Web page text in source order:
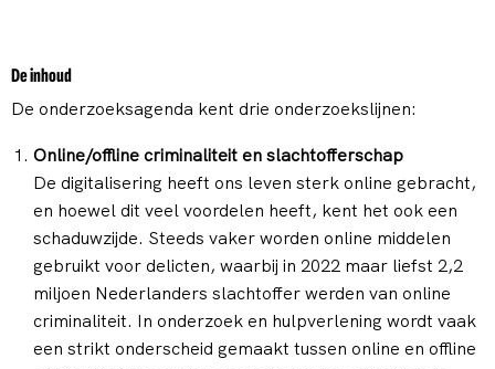
De inhoud
De onderzoeksagenda kent drie onderzoekslijnen:
Online/offline criminaliteit en slachtofferschap
De digitalisering heeft ons leven sterk online gebracht,
en hoewel dit veel voordelen heeft, kent het ook een
schaduwzijde. Steeds vaker worden online middelen
gebruikt voor delicten, waarbij in 2022 maar liefst 2,2
miljoen Nederlanders slachtoffer werden van online
criminaliteit. In onderzoek en hulpverlening wordt vaak
een strikt onderscheid gemaakt tussen online en offline